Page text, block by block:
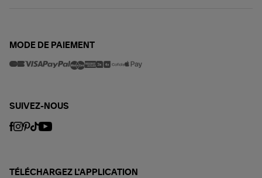
MODE DE PAIEMENT
SUIVEZ-NOUS
TÉLÉCHARGEZ L'APPLICATION